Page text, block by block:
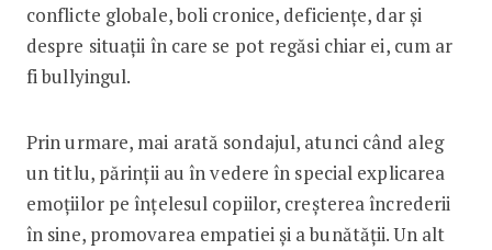
conflicte globale, boli cronice, deficiențe, dar și
despre situații în care se pot regăsi chiar ei, cum ar
fi bullyingul.
Prin urmare, mai arată sondajul, atunci când aleg
un titlu, părinții au în vedere în special explicarea
emoțiilor pe înțelesul copiilor, creșterea încrederii
în sine, promovarea empatiei și a bunătății. Un alt